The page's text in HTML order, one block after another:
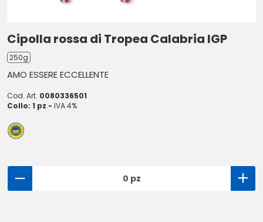
Cipolla rossa di Tropea Calabria IGP
250g
AMO ESSERE ECCELLENTE
Cod. Art. 0080336501
Collo: 1 pz - IVA 4%
0 pz